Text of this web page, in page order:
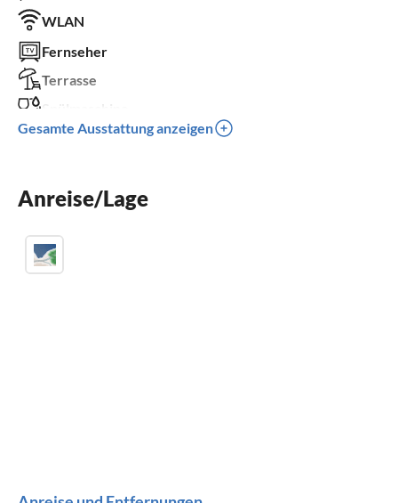
WLAN
Fernseher
Terrasse
Parkplatz
Gesamte Ausstattung anzeigen
Anreise/Lage